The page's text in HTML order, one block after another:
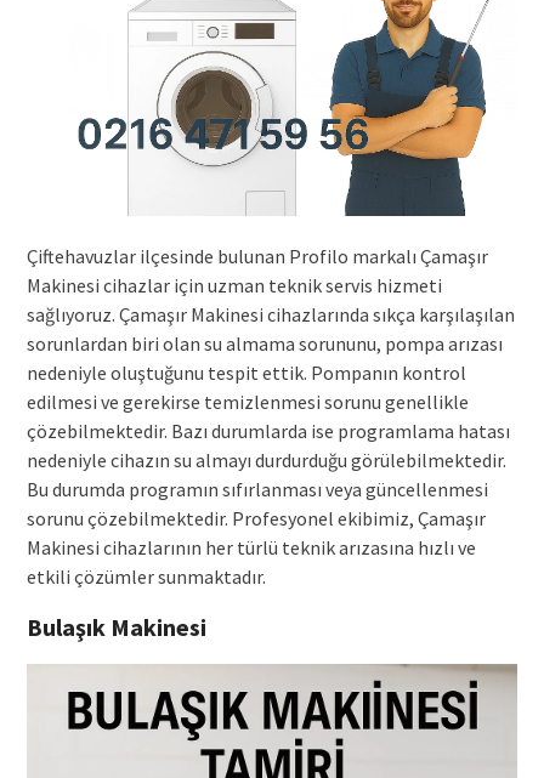
Çiftehavuzlar ilçesinde bulunan Profilo markalı Çamaşır
Makinesi cihazlar için uzman teknik servis hizmeti
sağlıyoruz. Çamaşır Makinesi cihazlarında sıkça karşılaşılan
sorunlardan biri olan su almama sorununu, pompa arızası
nedeniyle oluştuğunu tespit ettik. Pompanın kontrol
edilmesi ve gerekirse temizlenmesi sorunu genellikle
çözebilmektedir. Bazı durumlarda ise programlama hatası
nedeniyle cihazın su almayı durdurduğu görülebilmektedir.
Bu durumda programın sıfırlanması veya güncellenmesi
sorunu çözebilmektedir. Profesyonel ekibimiz, Çamaşır
Makinesi cihazlarının her türlü teknik arızasına hızlı ve
etkili çözümler sunmaktadır.
Bulaşık Makinesi